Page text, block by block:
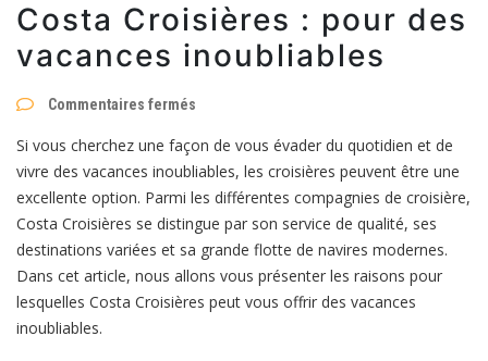
Costa Croisières : pour des
vacances inoubliables
Commentaires fermés
Costa
:
pour
vacances
inoubliables
Si vous cherchez une façon de vous évader du quotidien et de
vivre des vacances inoubliables, les croisières peuvent être une
excellente option. Parmi les différentes compagnies de croisière,
Costa Croisières se distingue par son service de qualité, ses
destinations variées et sa grande flotte de navires modernes.
Dans cet article, nous allons vous présenter les raisons pour
lesquelles Costa Croisières peut vous offrir des vacances
inoubliables.